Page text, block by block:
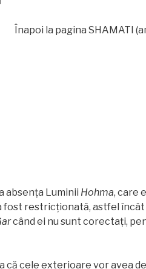
Înapoi la pagina SHAMATI
absenţa Luminii Hohma, care
fost restricţionată, astfel încât
când ei nu sunt corectaţi,
că cele exterioare vor avea